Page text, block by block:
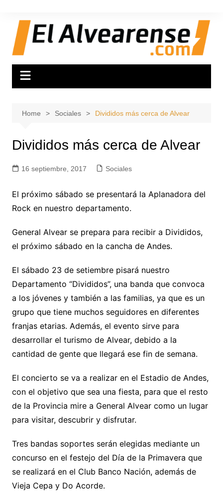
content
Home Sociales Divididos más cerca de Alvear
Divididos más cerca de Alvear
16 septiembre, 2017 Sociales
El próximo sábado se presentará la Aplanadora del
Rock en nuestro departamento.
General Alvear se prepara para recibir a Divididos,
el próximo sábado en la cancha de Andes.
El sábado 23 de setiembre pisará nuestro
Departamento “Divididos”, una banda que convoca
a los jóvenes y también a las familias, ya que es un
grupo que tiene muchos seguidores en diferentes
franjas etarias. Además, el evento sirve para
desarrollar el turismo de Alvear, debido a la
cantidad de gente que llegará ese fin de semana.
El concierto se va a realizar en el Estadio de Andes,
con el objetivo que sea una fiesta, para que el resto
de la Provincia mire a General Alvear como un lugar
para visitar, descubrir y disfrutar.
Tres bandas soportes serán elegidas mediante un
concurso en el festejo del Día de la Primavera que
se realizará en el Club Banco Nación, además de
Vieja Cepa y Do Acorde.